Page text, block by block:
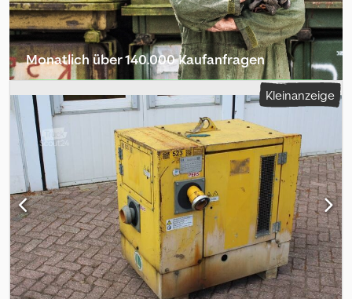
Monatlich über 140.000 Kaufanfragen
Händlerpaket auswählen Kleinanzeige